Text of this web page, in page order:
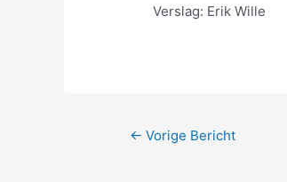
Verslag: Erik Wille
← Vorige Bericht